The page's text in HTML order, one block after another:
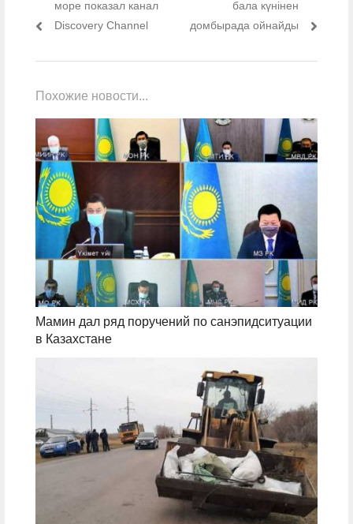
море показал канал
Discovery Channel
бала күнінен
домбырада ойнайды
Похожие новости...
Мамин дал ряд поручений по санэпидситуации
в Казахстане